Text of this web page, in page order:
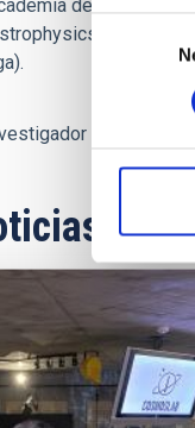
Selección
de Ciencias
Laboratory
del IAC e IP